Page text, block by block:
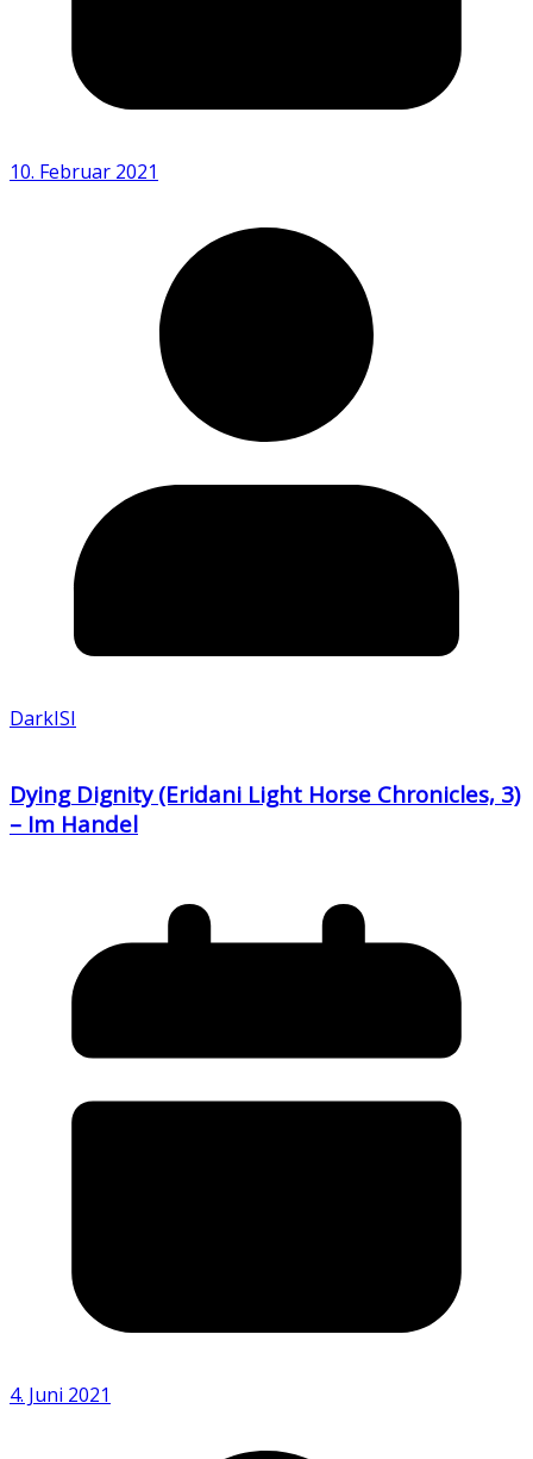
10. Februar 2021
DarkISI
Dying Dignity (Eridani Light Horse Chronicles, 3)
– Im Handel
4. Juni 2021